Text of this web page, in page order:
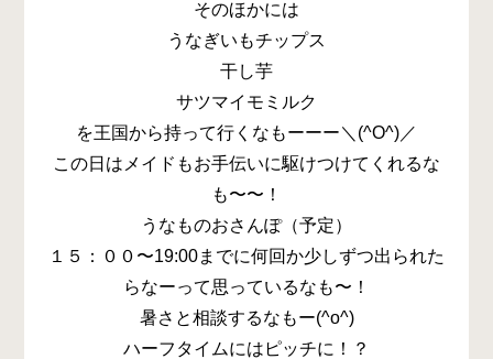
そのほかには
うなぎいもチップス
干し芋
サツマイモミルク
を王国から持って行くなもーーー＼(^O^)／
この日はメイドもお手伝いに駆けつけてくれるな
も〜〜！
うなものおさんぽ（予定）
１５：００〜19:00までに何回か少しずつ出られた
らなーって思っているなも〜！
暑さと相談するなもー(^o^)
ハーフタイムにはピッチに！？